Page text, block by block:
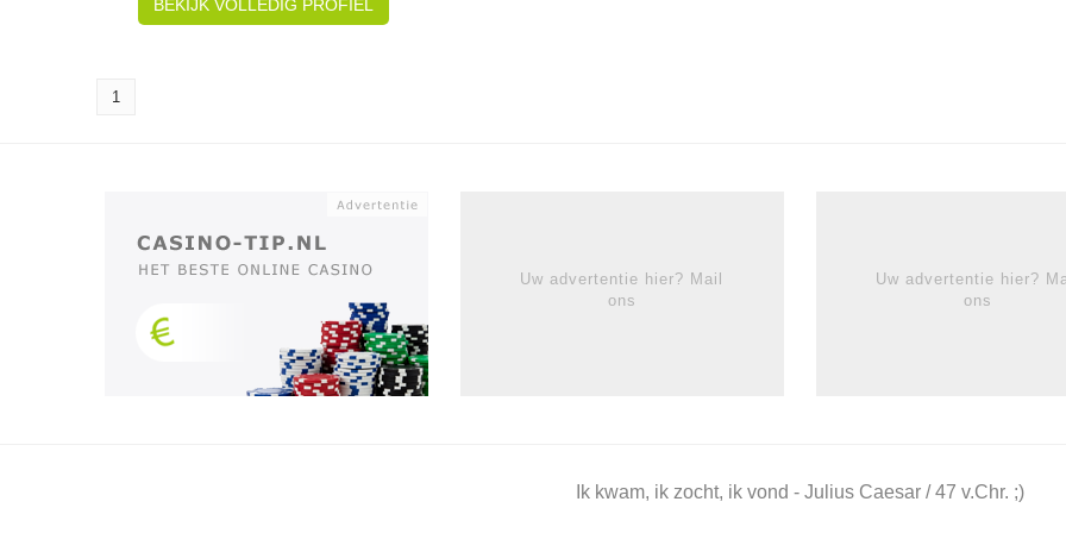
BEKIJK VOLLEDIG PROFIEL
1
Uw advertentie hier? Mail
ons
Uw advertentie hier?
ons
Ik kwam, ik zocht, ik vond - Julius Caesar / 47 v.Chr. ;)